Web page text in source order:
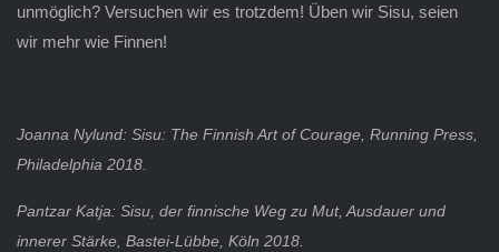
unmöglich? Versuchen wir es trotzdem! Üben wir Sisu, seien
wir mehr wie Finnen!
Joanna Nylund: Sisu: The Finnish Art of Courage, Running Press,
Philadelphia 2018.
Pantzar Katja: Sisu, der finnische Weg zu Mut, Ausdauer und
innerer Stärke, Bastei-Lübbe, Köln 2018.